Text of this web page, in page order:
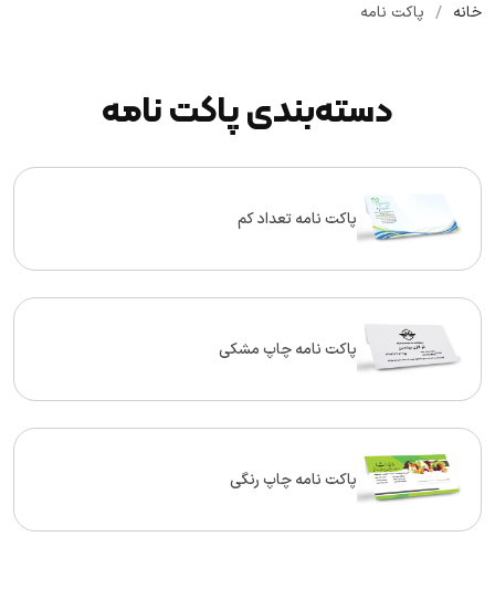
خانه / پاکت نامه
دسته‌بندی پاکت نامه
پاکت نامه تعداد کم
پاکت نامه چاپ مشکی
پاکت نامه چاپ رنگی